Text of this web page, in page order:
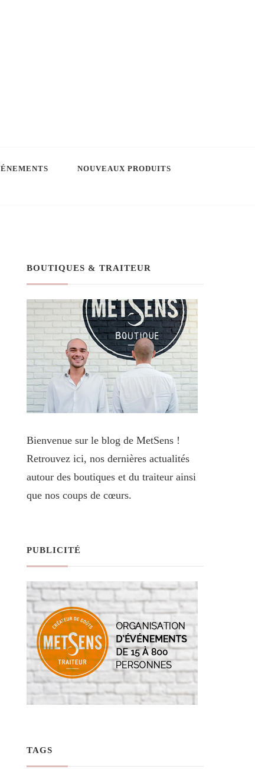
NOUVEAUX PRODUITS
BOUTIQUES & TRAITEUR
Bienvenue sur le blog de MetSens !
Retrouvez ici, nos dernières actualités
autour des boutiques et du traiteur ainsi
que nos coups de cœurs.
PUBLICITÉ
TAGS